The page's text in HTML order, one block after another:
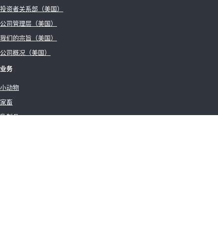
投资者关系部（美国）
公司管理层（美国）
我们的宗旨（美国）
公司概况（美国）
业务
小动物
家畜
乳制品